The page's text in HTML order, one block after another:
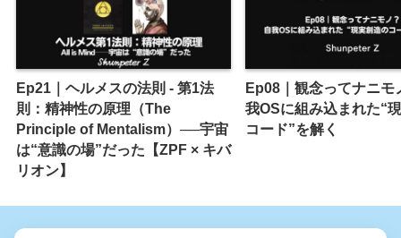
Ep21｜ヘルメスの法則 - 第1法
則：精神性の原理（The
Principle of Mentalism）──宇宙
は“意識の場”だった【ZPF × キバ
リオン】
Ep08｜観念ってナニ
我OSに組み込まれた“
コード”を解く